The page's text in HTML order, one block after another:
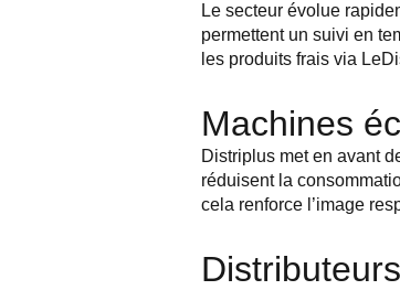
Le secteur évolue
permettent un suivi en
les produits frais via
Machines
Distriplus met en avant
réduisent la
cela renforce l’image